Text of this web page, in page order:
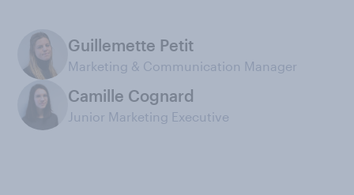
Guillemette Petit
Marketing & Communication Manager
Camille Cognard
Junior Marketing Executive